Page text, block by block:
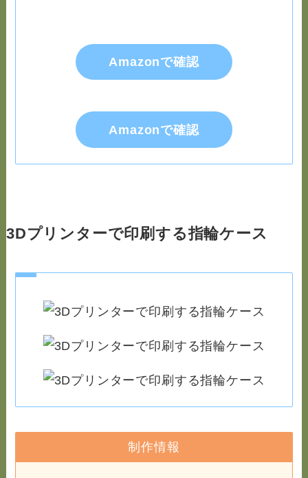
Amazonで確認
Amazonで確認
3Dプリンターで印刷する指輪ケース
制作情報